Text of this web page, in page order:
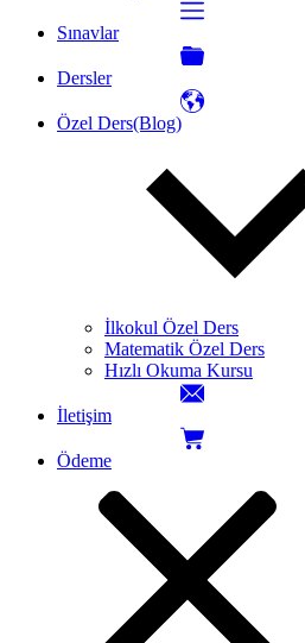
Sınavlar
Dersler
Özel Ders(Blog)
İlkokul Özel Ders
Matematik Özel Ders
Hızlı Okuma Kursu
İletişim
Ödeme